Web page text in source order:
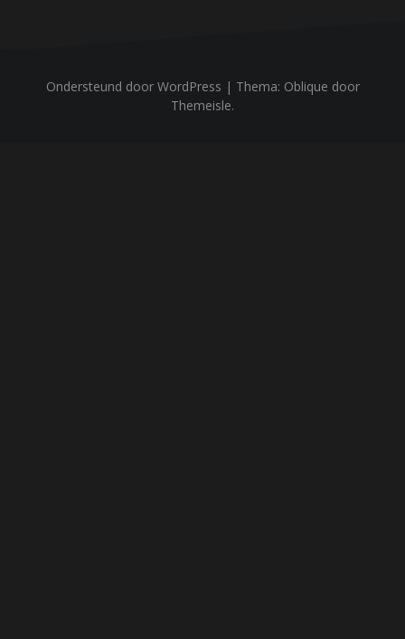
Ondersteund door WordPress | Thema: Oblique door
Themeisle.